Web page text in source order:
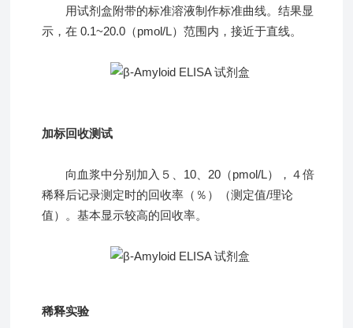
用试剂盒附带的标准溶液制作标准曲线。结果显
示，在 0.1~20.0（pmol/L）范围内，接近于直线。
加标回收测试
向血浆中分别加入５、10、20（pmol/L），４倍
稀释后记录测定时的回收率（％）（测定值/理论
值）。基本显示较高的回收率。
稀释实验